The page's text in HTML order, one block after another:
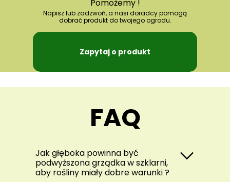
Zapytaj o produkt
Pomożemy !
Napisz lub zadzwoń, a nasi doradcy pomogą
dobrać produkt do twojego ogrodu.
FAQ
Jak głęboka powinna być
podwyższona grządka w szklarni,
aby rośliny miały dobre warunki ?